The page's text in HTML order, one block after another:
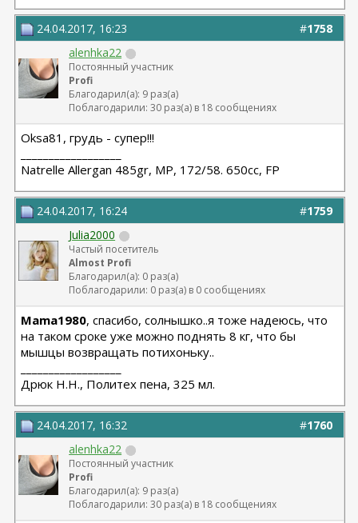
#1758
24.04.2017, 16:23
alenhka22
Постоянный участник
Profi
Благодарил(а): 9 раз(а)
Поблагодарили: 30 раз(а) в 18 сообщениях
Oksa81, грудь - супер!!!
Natrelle Allergan 485gr, MP, 172/58. 650cc, FP
#1759
24.04.2017, 16:24
Julia2000
Частый посетитель
Almost Profi
Благодарил(а): 0 раз(а)
Поблагодарили: 0 раз(а) в 0 сообщениях
Mama1980, спасибо, солнышко..я тоже надеюсь, что
на таком сроке уже можно поднять 8 кг, что бы
мышцы возвращать потихоньку..
Дрюк Н.Н., Политех пена, 325 мл.
#1760
24.04.2017, 16:32
alenhka22
Постоянный участник
Profi
Благодарил(а): 9 раз(а)
Поблагодарили: 30 раз(а) в 18 сообщениях